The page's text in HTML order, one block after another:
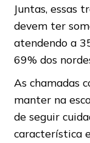
Juntas, essas
devem ter
atendendo a
69% dos
As chamadas
manter na
de seguir
característica